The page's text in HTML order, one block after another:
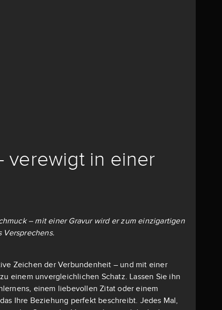
verewigt in einer
– mit einer Gravur wird er zum einzigartigen
Versprechens.
Zeichen der Verbundenheit – und mit einer
einem unvergleichlichen Schatz. Lassen Sie ihn
einem liebevollen Zitat oder einem
Ihre Beziehung perfekt beschreibt. Jedes Mal,